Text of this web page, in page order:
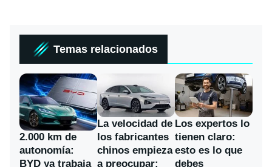
Temas relacionados
2.000 km de
autonomía:
BYD ya trabaja
La velocidad de
los fabricantes
chinos empieza
a preocupar:
Los expertos lo
tienen claro:
esto es lo que
debes